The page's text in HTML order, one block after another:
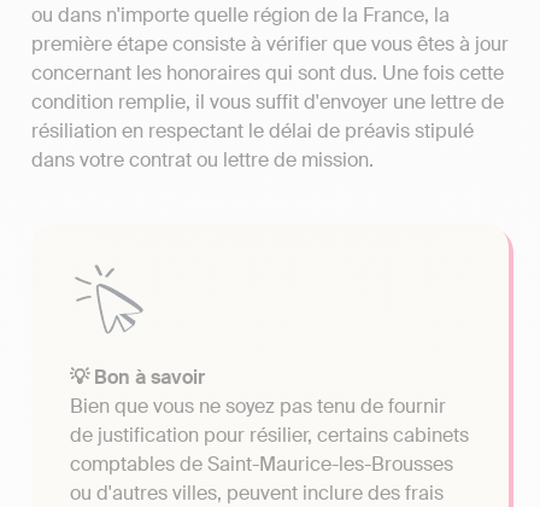
ou dans n'importe quelle région de la France, la
première étape consiste à vérifier que vous êtes à jour
concernant les honoraires qui sont dus. Une fois cette
condition remplie, il vous suffit d'envoyer une lettre de
résiliation en respectant le délai de préavis stipulé
dans votre contrat ou lettre de mission.
💡 Bon à savoir
Bien que vous ne soyez pas tenu de fournir
de justification pour résilier, certains cabinets
comptables de Saint-Maurice-les-Brousses
ou d'autres villes, peuvent inclure des frais